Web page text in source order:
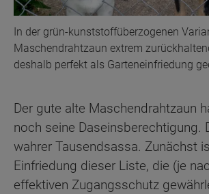
In der grün-kunststoffüberzogenen
Maschendrahtzaun extrem
deshalb perfekt als Garteneinfriedung
Der gute alte Maschendrahtzaun
noch seine Daseinsberechtigung.
wahrer Tausendsassa. Zunächst
Einfriedung dieser Liste, die (je
effektiven Zugangsschutz